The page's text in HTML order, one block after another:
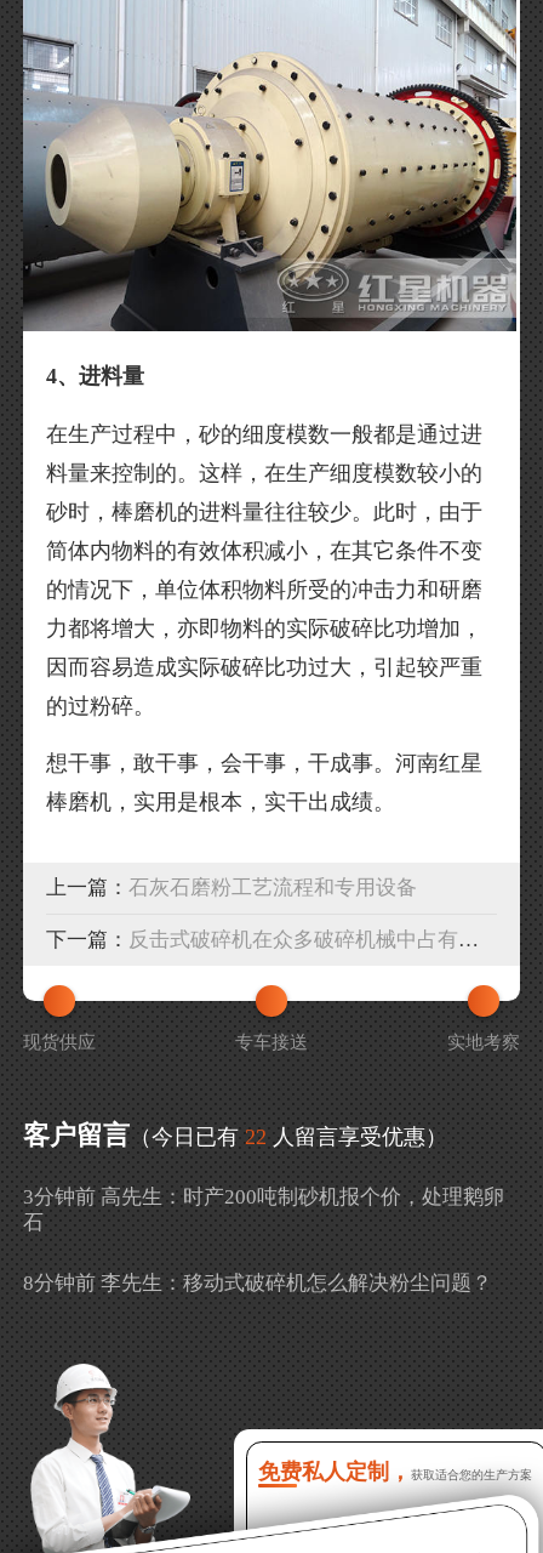
4、进料量
在生产过程中，砂的细度模数一般都是通过进
料量来控制的。这样，在生产细度模数较小的
砂时，棒磨机的进料量往往较少。此时，由于
简体内物料的有效体积减小，在其它条件不变
的情况下，单位体积物料所受的冲击力和研磨
力都将增大，亦即物料的实际破碎比功增加，
因而容易造成实际破碎比功过大，引起较严重
的过粉碎。
想干事，敢干事，会干事，干成事。河南红星
棒磨机，实用是根本，实干出成绩。
上一篇：石灰石磨粉工艺流程和专用设备
下一篇： 反击式破碎机在众多破碎机械中占有重要地位
现货供应 专车接送 实地考察
客户留言 （今日已有 22 人留言享受优惠）
3分钟前 高先生：时产200吨制砂机报个价，处理鹅卵
石
8分钟前 李先生：移动式破碎机怎么解决粉尘问题？
吗？
16分钟前 程先生：破碎生产线出个方案及报价，有什
么售后服务？
22分钟前 郑女士：想了解时产500吨锤破，加工石灰石
免费私人定制， 获取适合您的生产方案